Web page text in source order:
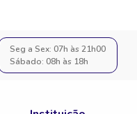
Seg a Sex: 07h às 21h00
Sábado: 08h às 18h